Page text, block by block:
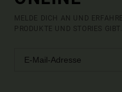
MELDE DICH AN UND
PRODUKTE UND STORIES GIBT.